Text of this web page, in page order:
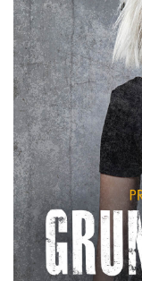
Large 6000*4000px